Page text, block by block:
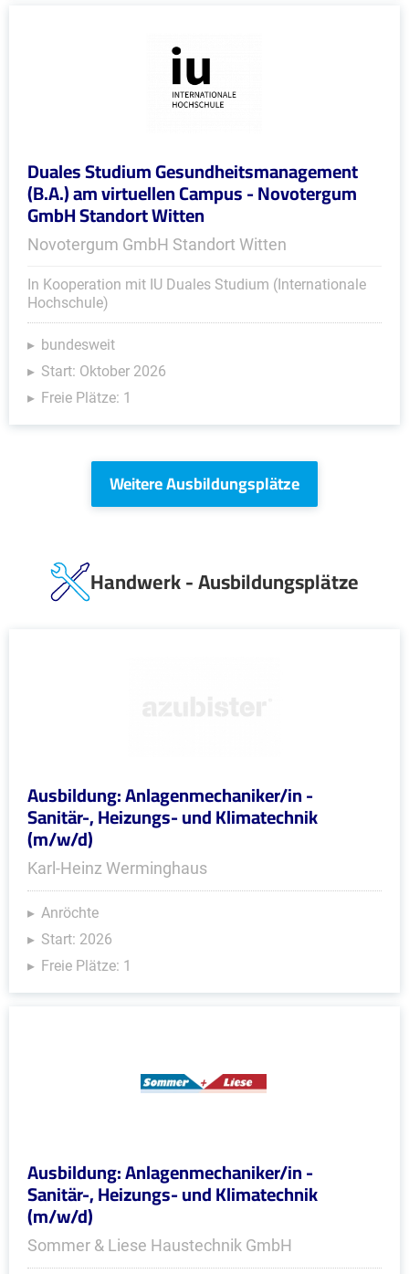
Duales Studium Gesundheitsmanagement
(B.A.) am virtuellen Campus - Novotergum
GmbH Standort Witten
Novotergum GmbH Standort Witten
In Kooperation mit IU Duales Studium (Internationale
Hochschule)
bundesweit
Start: Oktober 2026
Freie Plätze: 1
Weitere Ausbildungsplätze
Handwerk - Ausbildungsplätze
Ausbildung: Anlagenmechaniker/in -
Sanitär-, Heizungs- und Klimatechnik
(m/w/d)
Karl-Heinz Werminghaus
Anröchte
Start: 2026
Freie Plätze: 1
Ausbildung: Anlagenmechaniker/in -
Sanitär-, Heizungs- und Klimatechnik
(m/w/d)
Sommer & Liese Haustechnik GmbH